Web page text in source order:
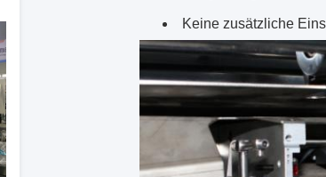
Keine zusätzliche